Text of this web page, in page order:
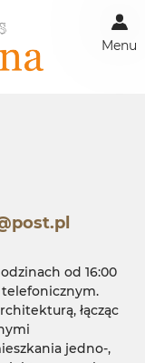
Menu
od 16:00
łącząc
jedno-,